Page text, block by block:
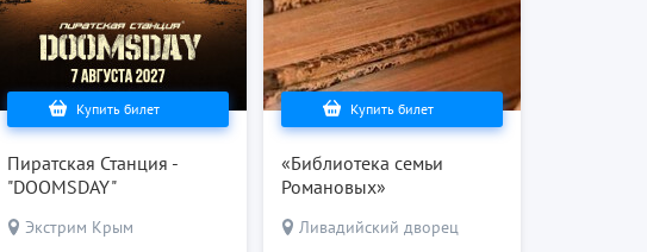
Пиратская Станция -
"DOOMSDAY"
Экстрим Крым
Купить билет
«Библиотека семьи
Романовых»
Ливадийский дворец
Купить билет